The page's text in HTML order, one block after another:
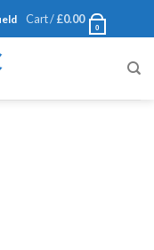
Cart /£0.00
0